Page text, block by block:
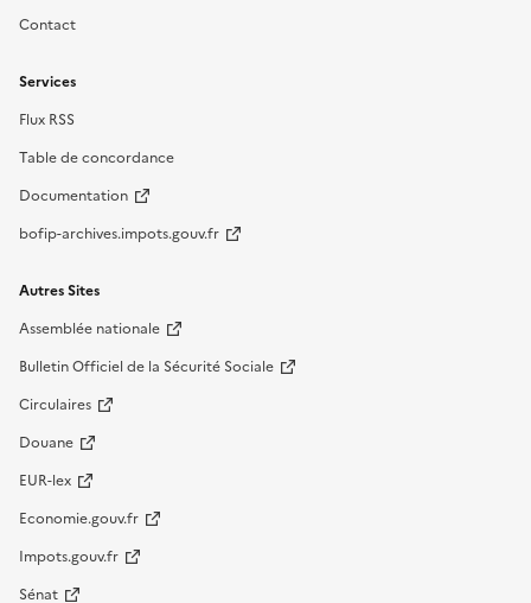
Contact
Services
Flux RSS
Table de concordance
Documentation
bofip-archives.impots.gouv.fr
Autres Sites
Assemblée nationale
Bulletin Officiel de la Sécurité Sociale
Circulaires
Douane
EUR-lex
Economie.gouv.fr
Impots.gouv.fr
Sénat